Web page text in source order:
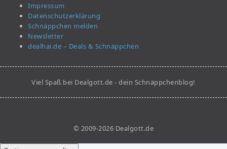
Impressum
Datenschutzerklärung
Schnäppchen melden
Newsletter
dealhai.de – Deals & Schnäppchen
Viel Spaß bei Dealgott.de - dein Schnäppchenblog!
© 2009-2026 Dealgott.de